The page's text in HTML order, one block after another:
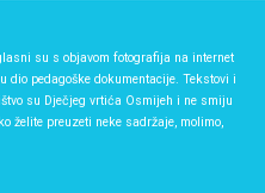
su s objavom fotografija na internet
pedagoške dokumentacije. Tekstovi i
su Dječjeg vrtića Osmijeh i ne smiju
želite preuzeti neke sadržaje, molimo,